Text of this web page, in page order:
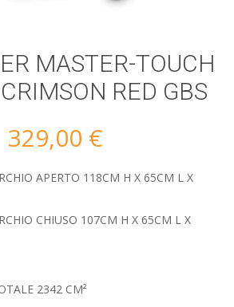
MASTER-TOUCH
RED GBS
329,00 €
APERTO 118CM H X 65CM L X
CHIUSO 107CM H X 65CM L X
2342 CM²